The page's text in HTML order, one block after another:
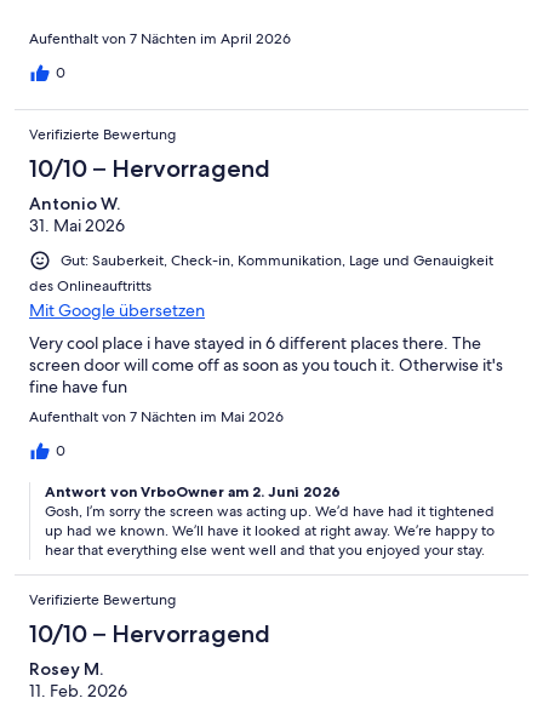
Aufenthalt von 7 Nächten im April 2026
0
Verifizierte Bewertung
10/10 – Hervorragend
Antonio W.
31. Mai 2026
Gut: Sauberkeit, Check-in, Kommunikation, Lage und Genauigkeit
des Onlineauftritts
Mit Google übersetzen
Very cool place i have stayed in 6 different places there. The
screen door will come off as soon as you touch it. Otherwise it's
fine have fun
Aufenthalt von 7 Nächten im Mai 2026
0
Antwort von VrboOwner am 2. Juni 2026
Gosh, I’m sorry the screen was acting up. We’d have had it tightened
up had we known. We’ll have it looked at right away. We’re happy to
hear that everything else went well and that you enjoyed your stay.
Verifizierte Bewertung
10/10 – Hervorragend
Rosey M.
11. Feb. 2026